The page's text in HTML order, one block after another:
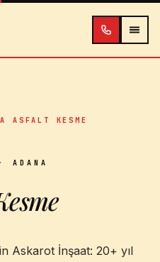
ASFALT KESME
ADANA
Askarot İnşaat: 20+ yıl